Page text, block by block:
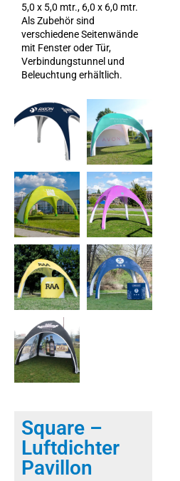
5,0 x 5,0 mtr., 6,0 x 6,0 mtr.
Als Zubehör sind
verschiedene Seitenwände
mit Fenster oder Tür,
Verbindungstunnel und
Beleuchtung erhältlich.
Square –
Luftdichter
Pavillon